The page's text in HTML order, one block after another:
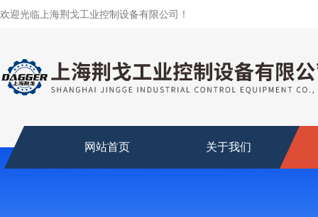
欢迎光临上海荆戈工业控制设备有限公司！
网站首页 关于我们